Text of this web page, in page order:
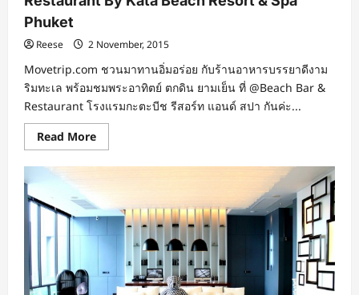
Phuket
Reese 2 November, 2015
Movetrip.com ชวนมาทานอิ่มอร่อย กับร้านอาหารบรรยาดีงาม
ริมทะเล พร้อมชมพระอาทิตย์ ตกดิน ยามเย็น ที่ @Beach Bar &
Restaurant โรงแรมกะตะบีช รีสอร์ท แอนด์ สปา กันค่ะ...
Read MoreRead
more
อิ่ม
พร้อม
ชม
พระอาทิตย์
ตกดิน
ใน
บรรยากาศ
แมน